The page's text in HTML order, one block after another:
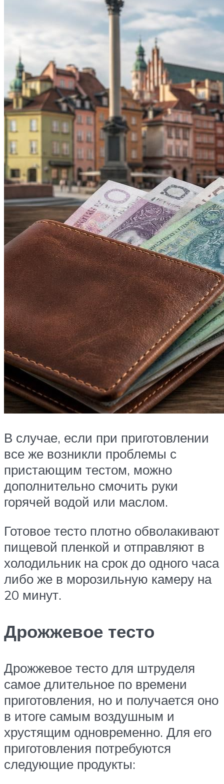
В случае, если при приготовлении
все же возникли проблемы с
пристающим тестом, можно
дополнительно смочить руки
горячей водой или маслом.
Готовое тесто плотно обволакивают
пищевой пленкой и отправляют в
холодильник на срок до одного часа
либо же в морозильную камеру на
20 минут.
Дрожжевое тесто
Дрожжевое тесто для штруделя
самое длительное по времени
приготовления, но и получается оно
в итоге самым воздушным и
хрустящим одновременно. Для его
приготовления потребуются
следующие продукты: